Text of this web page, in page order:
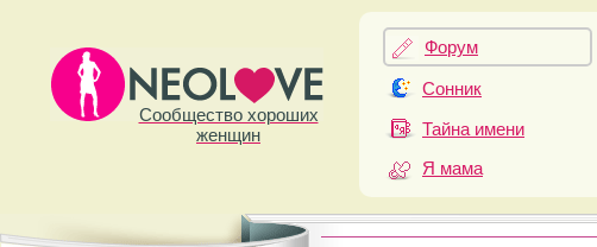
Сообщество хороших
женщин
Форум
Сонник
Тайна имени
Я мама